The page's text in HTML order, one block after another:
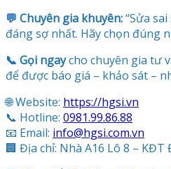
💬 Chuyên gia khuyên:“Sửa
đáng sợ nhất. Hãy chọn đúng
📞 Gọi ngaycho chuyên gia tư
để được báo giá – khảo sát –
🌐 Website: https://hgsi.vn
📞 Hotline: 0981.99.86.88
📧 Email: info@hgsi.com.vn
🏢 Địa chỉ: Nhà A16 Lô 8 –